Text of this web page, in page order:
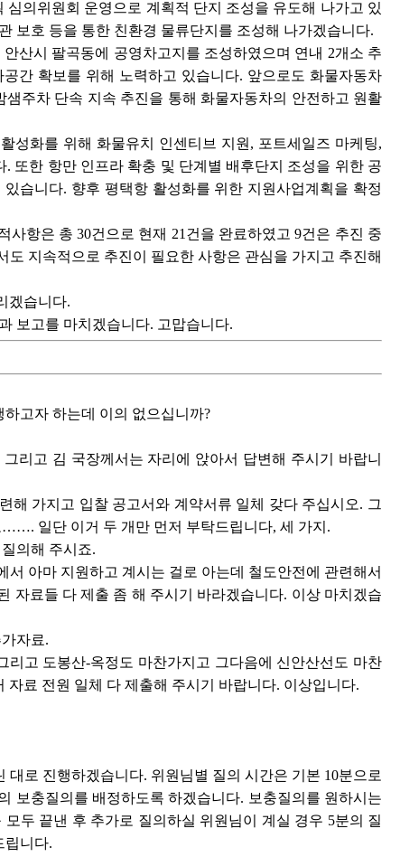
의위원회 운영으로 계획적 단지 조성을 유도해 나가고 있
보호 등을 통한 친환경 물류단지를 조성해 나가겠습니다.
산시 팔곡동에 공영차고지를 조성하였으며 연내 2개소 추
간 확보를 위해 노력하고 있습니다. 앞으로도 화물자동차
주차 단속 지속 추진을 통해 화물자동차의 안전하고 원활
성화를 위해 화물유치 인센티브 지원, 포트세일즈 마케팅,
또한 항만 인프라 확충 및 단계별 배후단지 조성을 위한 공
습니다. 향후 평택항 활성화를 위한 지원사업계획을 확정
항은 총 30건으로 현재 21건을 완료하였고 9건은 추진 중
지속적으로 추진이 필요한 사항은 관심을 가지고 추진해
겠습니다.
보고를 마치겠습니다. 고맙습니다.
고자 하는데 이의 없으십니까?
리고 김 국장께서는 자리에 앉아서 답변해 주시기 바랍니
해 가지고 입찰 공고서와 계약서류 일체 갖다 주십시오. 그
일단 이거 두 개만 먼저 부탁드립니다, 세 가지.
의해 주시죠.
아마 지원하고 계시는 걸로 아는데 철도안전에 관련해서
자료들 다 제출 좀 해 주시기 바라겠습니다. 이상 마치겠습
자료.
고 도봉산-옥정도 마찬가지고 그다음에 신안산선도 마찬
료 전원 일체 다 제출해 주시기 바랍니다. 이상입니다.
로 진행하겠습니다. 위원님별 질의 시간은 기본 10분으로
보충질의를 배정하도록 하겠습니다. 보충질의를 원하시는
두 끝낸 후 추가로 질의하실 위원님이 계실 경우 5분의 질
립니다.